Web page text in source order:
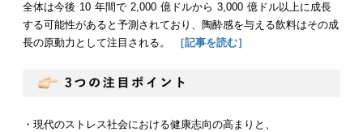
全体は今後 10 年間で 2,000 億ドルから 3,000 億ドル以上に成長
する可能性があると予測されており、陶酔感を与える飲料はその成
長の原動力として注目される。
［記事を読む］
・現代のストレス社会における健康志向の高まりと、